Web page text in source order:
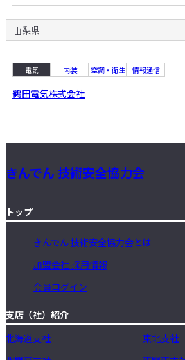
山梨県
電気 内装 空調・衛生 情報通信
鶴田電気株式会社
きんでん 技術安全協力会
トップ
きんでん 技術安全協力会とは
加盟会社 採用情報
会員ログイン
支店（社）紹介
北海道支社
東北支社